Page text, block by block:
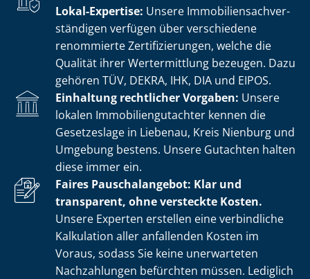
Lokal-Expertise: Unsere Im­mo­bi­li­en­sach­ver­
stän­di­gen verfügen über verschiedene
renommierte Zer­ti­fi­zie­run­gen, welche die
Qualität ihrer Wertermittlung bezeugen. Dazu
gehören TÜV, DEKRA, IHK, DIA und EIPOS.
Einhaltung rechtlicher Vorgaben: Unsere
lokalen Im­mo­bi­li­en­gut­ach­ter kennen die
Gesetzeslage in Liebenau, Kreis Nienburg und
Umgebung bestens. Unsere Gutachten halten
diese immer ein.
Faires Pauschalangebot: Klar und
transparent, ohne versteckte Kosten.
Unsere Experten erstellen eine verbindliche
Kalkulation aller anfallenden Kosten im
Voraus, sodass Sie keine unerwarteten
Nachzahlungen befürchten müssen. Lediglich